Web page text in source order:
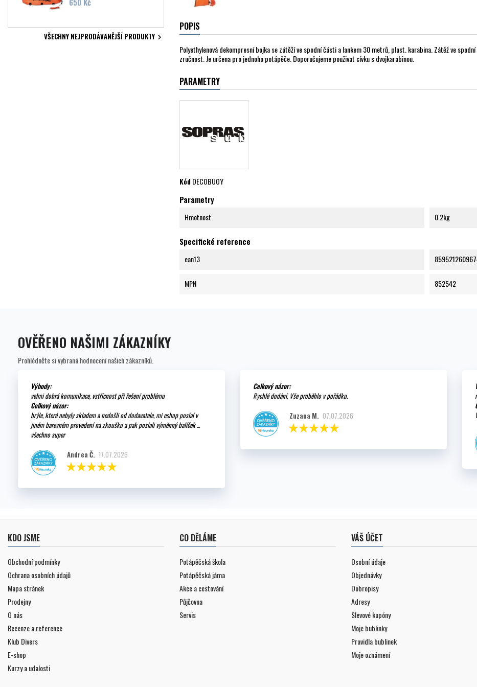
VŠECHNY NEJPRODÁVANĚJŠÍ PRODUKTY 
POPIS
Polyethylenová dekompresní bojka se zátěží ve spodní části a lankem 30 metrů, plast. karabina. Zátěž ve
zručnost. Je určena pro jednoho potápěče. Doporučujeme použivat cívku s dvojkarabinou.
PARAMETRY
KódDECOBUOY
Parametry
Hmotnost 0.2kg
Specifické reference
ean13
MPN 852542
OVĚŘENO NAŠIMI ZÁKAZNÍKY
Prohlédněte si vybraná hodnocení našich zákazníků.
Výhody:
velmi dobrá komunikace, vstřícnost při řešení problému
Celkový názor:
brýle, které nebyly skladem a nedošli od dodavatele, mi eshop poslal v
jiném barevném provedení na zkoušku a pak poslali výměnný balíček ...
všechno super
Andrea Č. 17.07.2026
Celkový názor:
Rychlé dodání. Vše proběhlo v pořádku.
Zuzana M. 07.07.2026
KDO JSME
Obchodní podmínky
Ochrana osobních údajů
Mapa stránek
Prodejny
O nás
Recenze a reference
Klub Divers
E-shop
Kurzy a udalosti
CO DĚLÁME
Potápěčská škola
Potápěčská jáma
Akce a cestování
Půjčovna
Servis
VÁŠ ÚČET
Osobní údaje
Objednávky
Dobropisy
Adresy
Slevové kupóny
Moje bublinky
Pravidla bublinek
Moje oznámení